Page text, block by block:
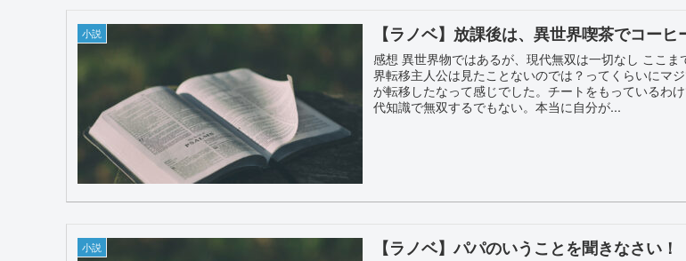
小説 【ラノベ】放課後は、異世界喫茶でコーヒ
感想 異世界物ではあるが、現代無双は一切なし ここま
界転移主人公は見たことないのでは？ってくらいにマ
が転移したなって感じでした。チートをもっているわ
代知識で無双するでもない。本当に自分が...
小説 【ラノベ】パパのいうことを聞きなさい！